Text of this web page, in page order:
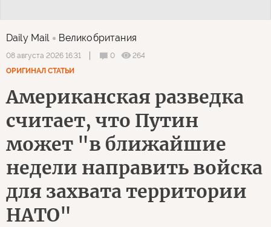
Daily Mail Великобритания
08 августа 2026 16:31 0
264
ОРИГИНАЛ СТАТЬИ
Американская разведка
считает, что Путин
может "в ближайшие
недели направить войска
для захвата территории
НАТО"